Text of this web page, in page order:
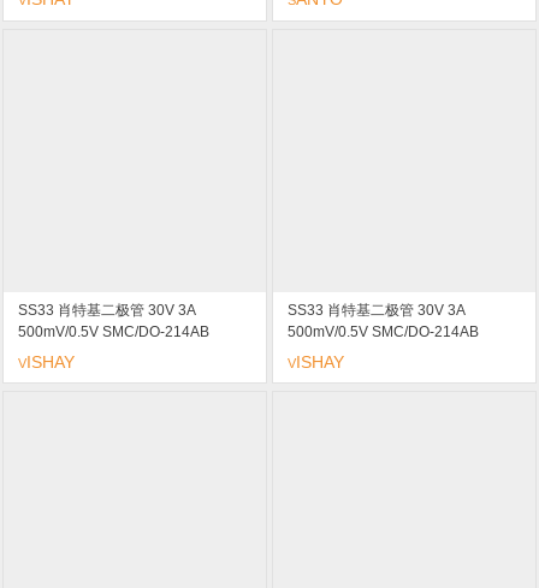
SS33 肖特基二极管 30V 3A
500mV/0.5V SMC/DO-214AB
marking/标记 SS33 低压降
VISHAY
SS33 肖特基二极管 30V 3A
500mV/0.5V SMC/DO-214AB
marking/标记 SS33 低压降
VISHAY